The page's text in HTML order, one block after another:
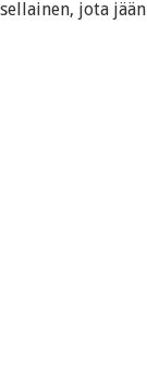
sellainen, jota